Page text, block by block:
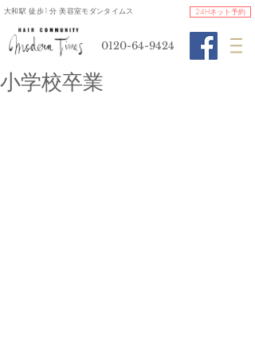
​大和駅 徒歩1分 美容室モダンタイムス
0120-64-9424
24Hネット予約
小学校卒業